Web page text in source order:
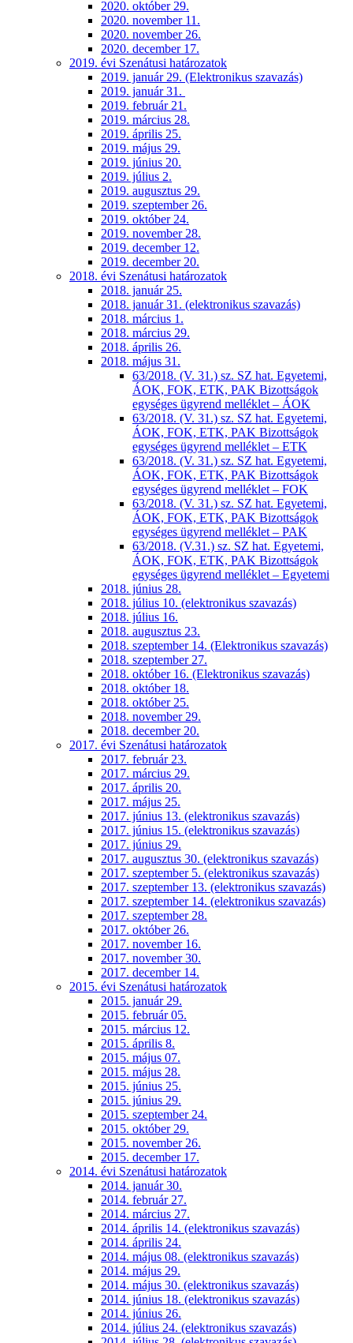
2020. október 29.
2020. november 11.
2020. november 26.
2020. december 17.
2019. évi Szenátusi határozatok
2019. január 29. (Elektronikus szavazás)
2019. január 31.
2019. február 21.
2019. március 28.
2019. április 25.
2019. május 29.
2019. június 20.
2019. július 2.
2019. augusztus 29.
2019. szeptember 26.
2019. október 24.
2019. november 28.
2019. december 12.
2019. december 20.
2018. évi Szenátusi határozatok
2018. január 25.
2018. január 31. (elektronikus szavazás)
2018. március 1.
2018. március 29.
2018. április 26.
2018. május 31.
63/2018. (V. 31.) sz. SZ hat. Egyetemi,
ÁOK, FOK, ETK, PAK Bizottságok
egységes ügyrend melléklet – ÁOK
63/2018. (V. 31.) sz. SZ hat. Egyetemi,
ÁOK, FOK, ETK, PAK Bizottságok
egységes ügyrend melléklet – ETK
63/2018. (V. 31.) sz. SZ hat. Egyetemi,
ÁOK, FOK, ETK, PAK Bizottságok
egységes ügyrend melléklet – FOK
63/2018. (V. 31.) sz. SZ hat. Egyetemi,
ÁOK, FOK, ETK, PAK Bizottságok
egységes ügyrend melléklet – PAK
63/2018. (V.31.) sz. SZ hat. Egyetemi,
ÁOK, FOK, ETK, PAK Bizottságok
egységes ügyrend melléklet – Egyetemi
2018. június 28.
2018. július 10. (elektronikus szavazás)
2018. július 16.
2018. augusztus 23.
2018. szeptember 14. (Elektronikus szavazás)
2018. szeptember 27.
2018. október 16. (Elektronikus szavazás)
2018. október 18.
2018. október 25.
2018. november 29.
2018. december 20.
2017. évi Szenátusi határozatok
2017. február 23.
2017. március 29.
2017. április 20.
2017. május 25.
2017. június 13. (elektronikus szavazás)
2017. június 15. (elektronikus szavazás)
2017. június 29.
2017. augusztus 30. (elektronikus szavazás)
2017. szeptember 5. (elektronikus szavazás)
2017. szeptember 13. (elektronikus szavazás)
2017. szeptember 14. (elektronikus szavazás)
2017. szeptember 28.
2017. október 26.
2017. november 16.
2017. november 30.
2017. december 14.
2015. évi Szenátusi határozatok
2015. január 29.
2015. február 05.
2015. március 12.
2015. április 8.
2015. május 07.
2015. május 28.
2015. június 25.
2015. június 29.
2015. szeptember 24.
2015. október 29.
2015. november 26.
2015. december 17.
2014. évi Szenátusi határozatok
2014. január 30.
2014. február 27.
2014. március 27.
2014. április 14. (elektronikus szavazás)
2014. április 24.
2014. május 08. (elektronikus szavazás)
2014. május 29.
2014. május 30. (elektronikus szavazás)
2014. június 18. (elektronikus szavazás)
2014. június 26.
2014. július 24. (elektronikus szavazás)